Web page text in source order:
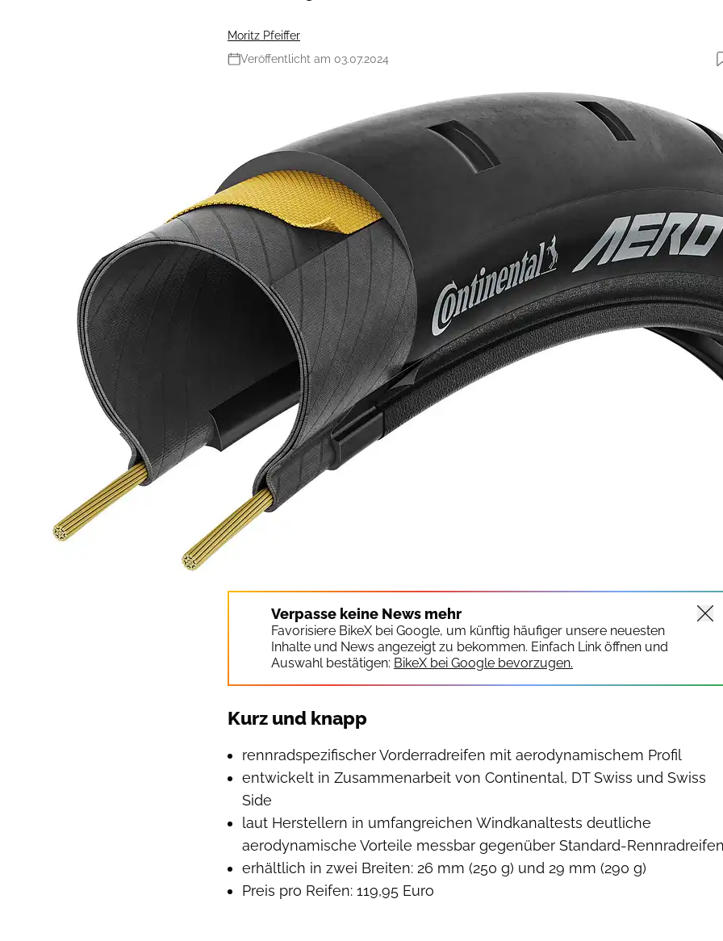
Moritz Pfeiffer
Veröffentlicht am 03.07.2024
Verpasse keine News mehr
Favorisiere BikeX bei Google, um künftig häufiger unsere neuesten
Inhalte und News angezeigt zu bekommen. Einfach Link öffnen und
Auswahl bestätigen: BikeX bei Google bevorzugen.
Kurz und knapp
rennradspezifischer Vorderradreifen mit aerodynamischem Profil
entwickelt in Zusammenarbeit von Continental, DT Swiss und Swiss
Side
laut Herstellern in umfangreichen Windkanaltests deutliche
aerodynamische Vorteile messbar gegenüber Standard-Rennradreifen
erhältlich in zwei Breiten: 26 mm (250 g) und 29 mm (290 g)
Preis pro Reifen: 119,95 Euro